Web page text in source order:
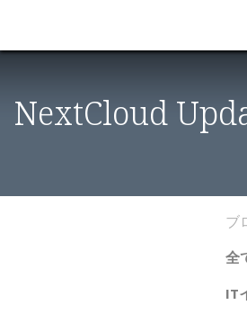
NextCloud
ブ
全
IT